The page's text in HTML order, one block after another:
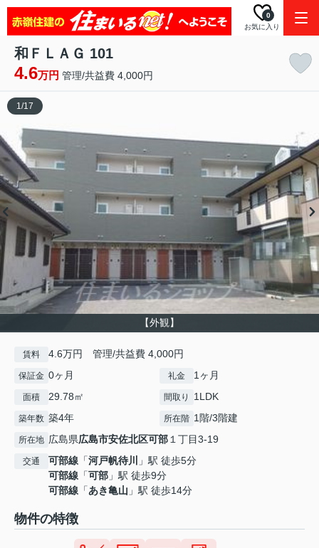
お気に入り
0
和ＦＬＡＧ 101
4.6万円 管理/共益費 4,000円
【外観】
1/17
賃料 4.6万円 管理/共益費 4,000円
保証金 0ヶ月 礼金 1ヶ月
面積 29.78㎡ 間取り 1LDK
築年数 築4年 所在階 1階/3階建
所在地 広島県広島市安佐北区可部１丁目3-19
交通 可部線 「河戸帆待川
」駅 徒歩5分
可部線 「可部 」駅 徒歩9分
可部線 「あき亀山 」駅 徒歩14分
物件の特徴